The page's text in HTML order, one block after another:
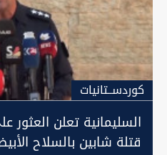
كوردســتانيات
السليمانية تعلن العثور
قتلة شابين بالسلاح